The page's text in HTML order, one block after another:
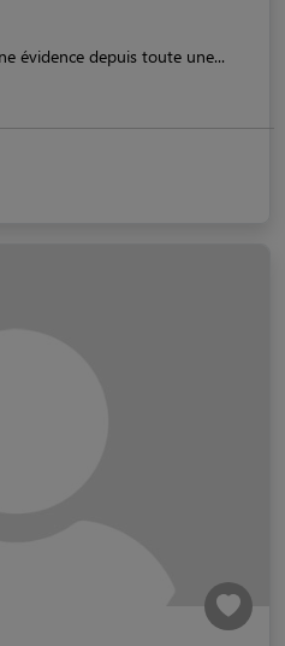
évidence depuis toute une...